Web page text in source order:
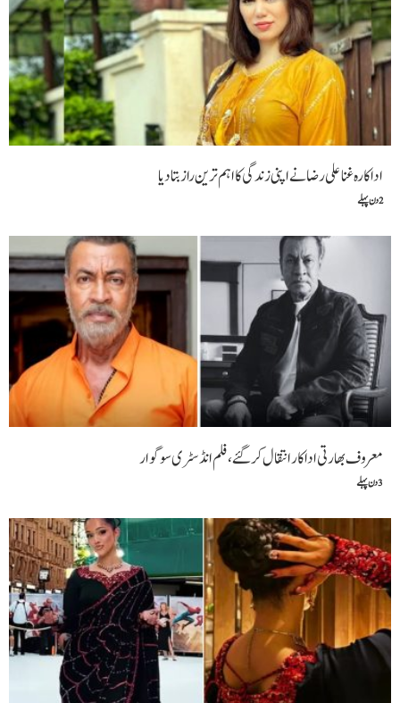
اداکارہ غنا علی رضانےاپنی زندگی کا اہم ترین راز بتا دیا
2 دن پہلے
معروف بھارتی اداکار انتقال کر گئے، فلم انڈسٹری سوگوار
3 دن پہلے